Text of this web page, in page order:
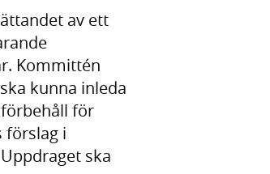
av ett
Kommittén
kunna inleda
för
förslag i
ska